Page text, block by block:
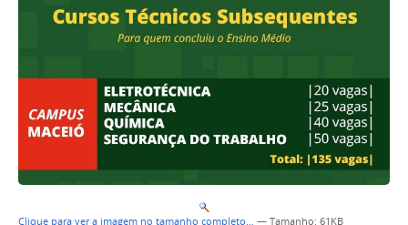
Clique para ver a imagem no tamanho completo… — Tamanho: 61KB